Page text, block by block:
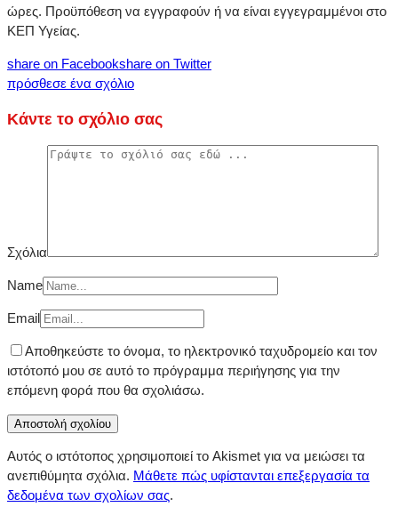
ώρες. Προϋπόθεση να εγγραφούν ή να είναι εγγεγραμμένοι στο
ΚΕΠ Υγείας.
share on Facebookshare on Twitter
πρόσθεσε ένα σχόλιο
Κάντε το σχόλιο σας
Σχόλια
Name
Email
Αποθηκεύστε το όνομα, το ηλεκτρονικό ταχυδρομείο και τον
ιστότοπό μου σε αυτό το πρόγραμμα περιήγησης για την
επόμενη φορά που θα σχολιάσω.
Αυτός ο ιστότοπος χρησιμοποιεί το Akismet για να μειώσει τα
ανεπιθύμητα σχόλια. Μάθετε πώς υφίστανται επεξεργασία τα
δεδομένα των σχολίων σας.